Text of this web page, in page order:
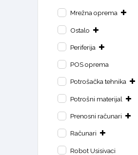
Mrežna oprema
Ostalo
Periferija
POS oprema
Potrošačka tehnika
Potrošni materijal
Prenosni računari
Računari
Robot Usisivaci